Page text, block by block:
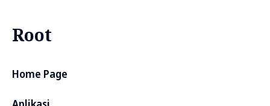
Root
Home Page